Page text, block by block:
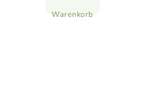
Warenkorb